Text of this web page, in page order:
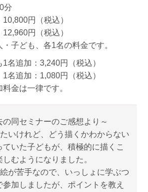
分
10,800円（税込）
12,960円（税込）
子ども、各1名の料金です。
1名追加：3,240円（税込）
名追加：1,080円（税込）
金は一律です。
の同セミナーのご感想より～
いけれど、どう描くかわからない
ていた子どもが、積極的に描くこ
しむようになりました。
が苦手なので、いっしょに学ぶつ
参加しましたが、ポイントを教え